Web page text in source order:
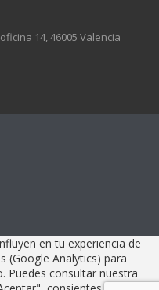
14, 46005 Valencia
en tu experiencia de
(Google Analytics) para
Puedes consultar nuestra